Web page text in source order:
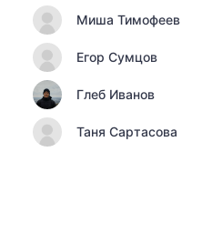
Миша Тимофеев
Егор Сумцов
Глеб Иванов
Таня Сартасова